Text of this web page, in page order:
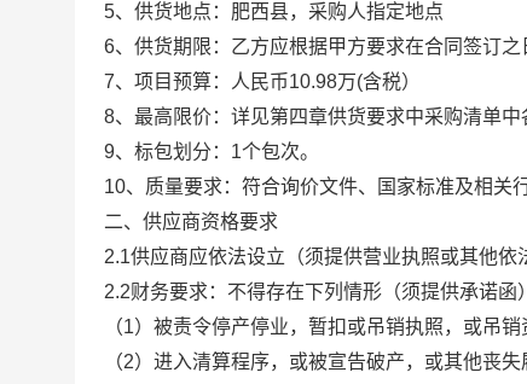
5、 供货地点 ： 肥西县，采购人指定地点
6、供货期限 ： 乙方应根据甲方要求在合同签订之
7、项目预算：人民币10.98万(含税）
8、最高限价：详见第四章供货要求中采购清单中
9、标包划分：1个包次。
10、质量要求：符合询价文件、国家标准及相关
二、 供应商资格要求
2.1供应商应依法设立（须提供营业执照或其他依
2.2财务要求：不得存在下列情形（须提供承诺函
（1）被责令停产停业，暂扣或吊销执照，或吊销
（2）进入清算程序，或被宣告破产，或其他丧失